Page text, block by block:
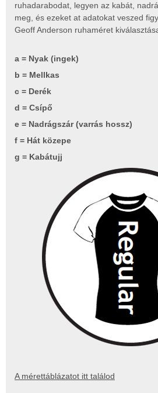
ruhadarabodat, legyen az kabát,
meg, és ezeket at adatokat veszed
Geoff Anderson ruhaméret
a = Nyak (ingek)
b = Mellkas
c = Derék
d = Csípő
e = Nadrágszár (varrás hossz)
f = Hát közepe
g = Kabátujj
A mérettáblázatot itt találod